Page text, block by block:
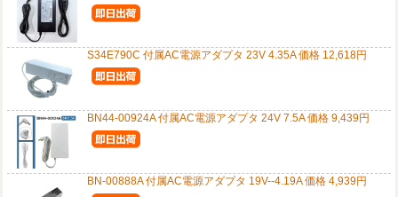
S34E790C 付属AC電源アダプタ 23V 4.35A 価格 12,618円
BN44-00924A 付属AC電源アダプタ 24V 7.5A 価格 9,439円
BN-00888A 付属AC電源アダプタ 19V--4.19A 価格 4,939円